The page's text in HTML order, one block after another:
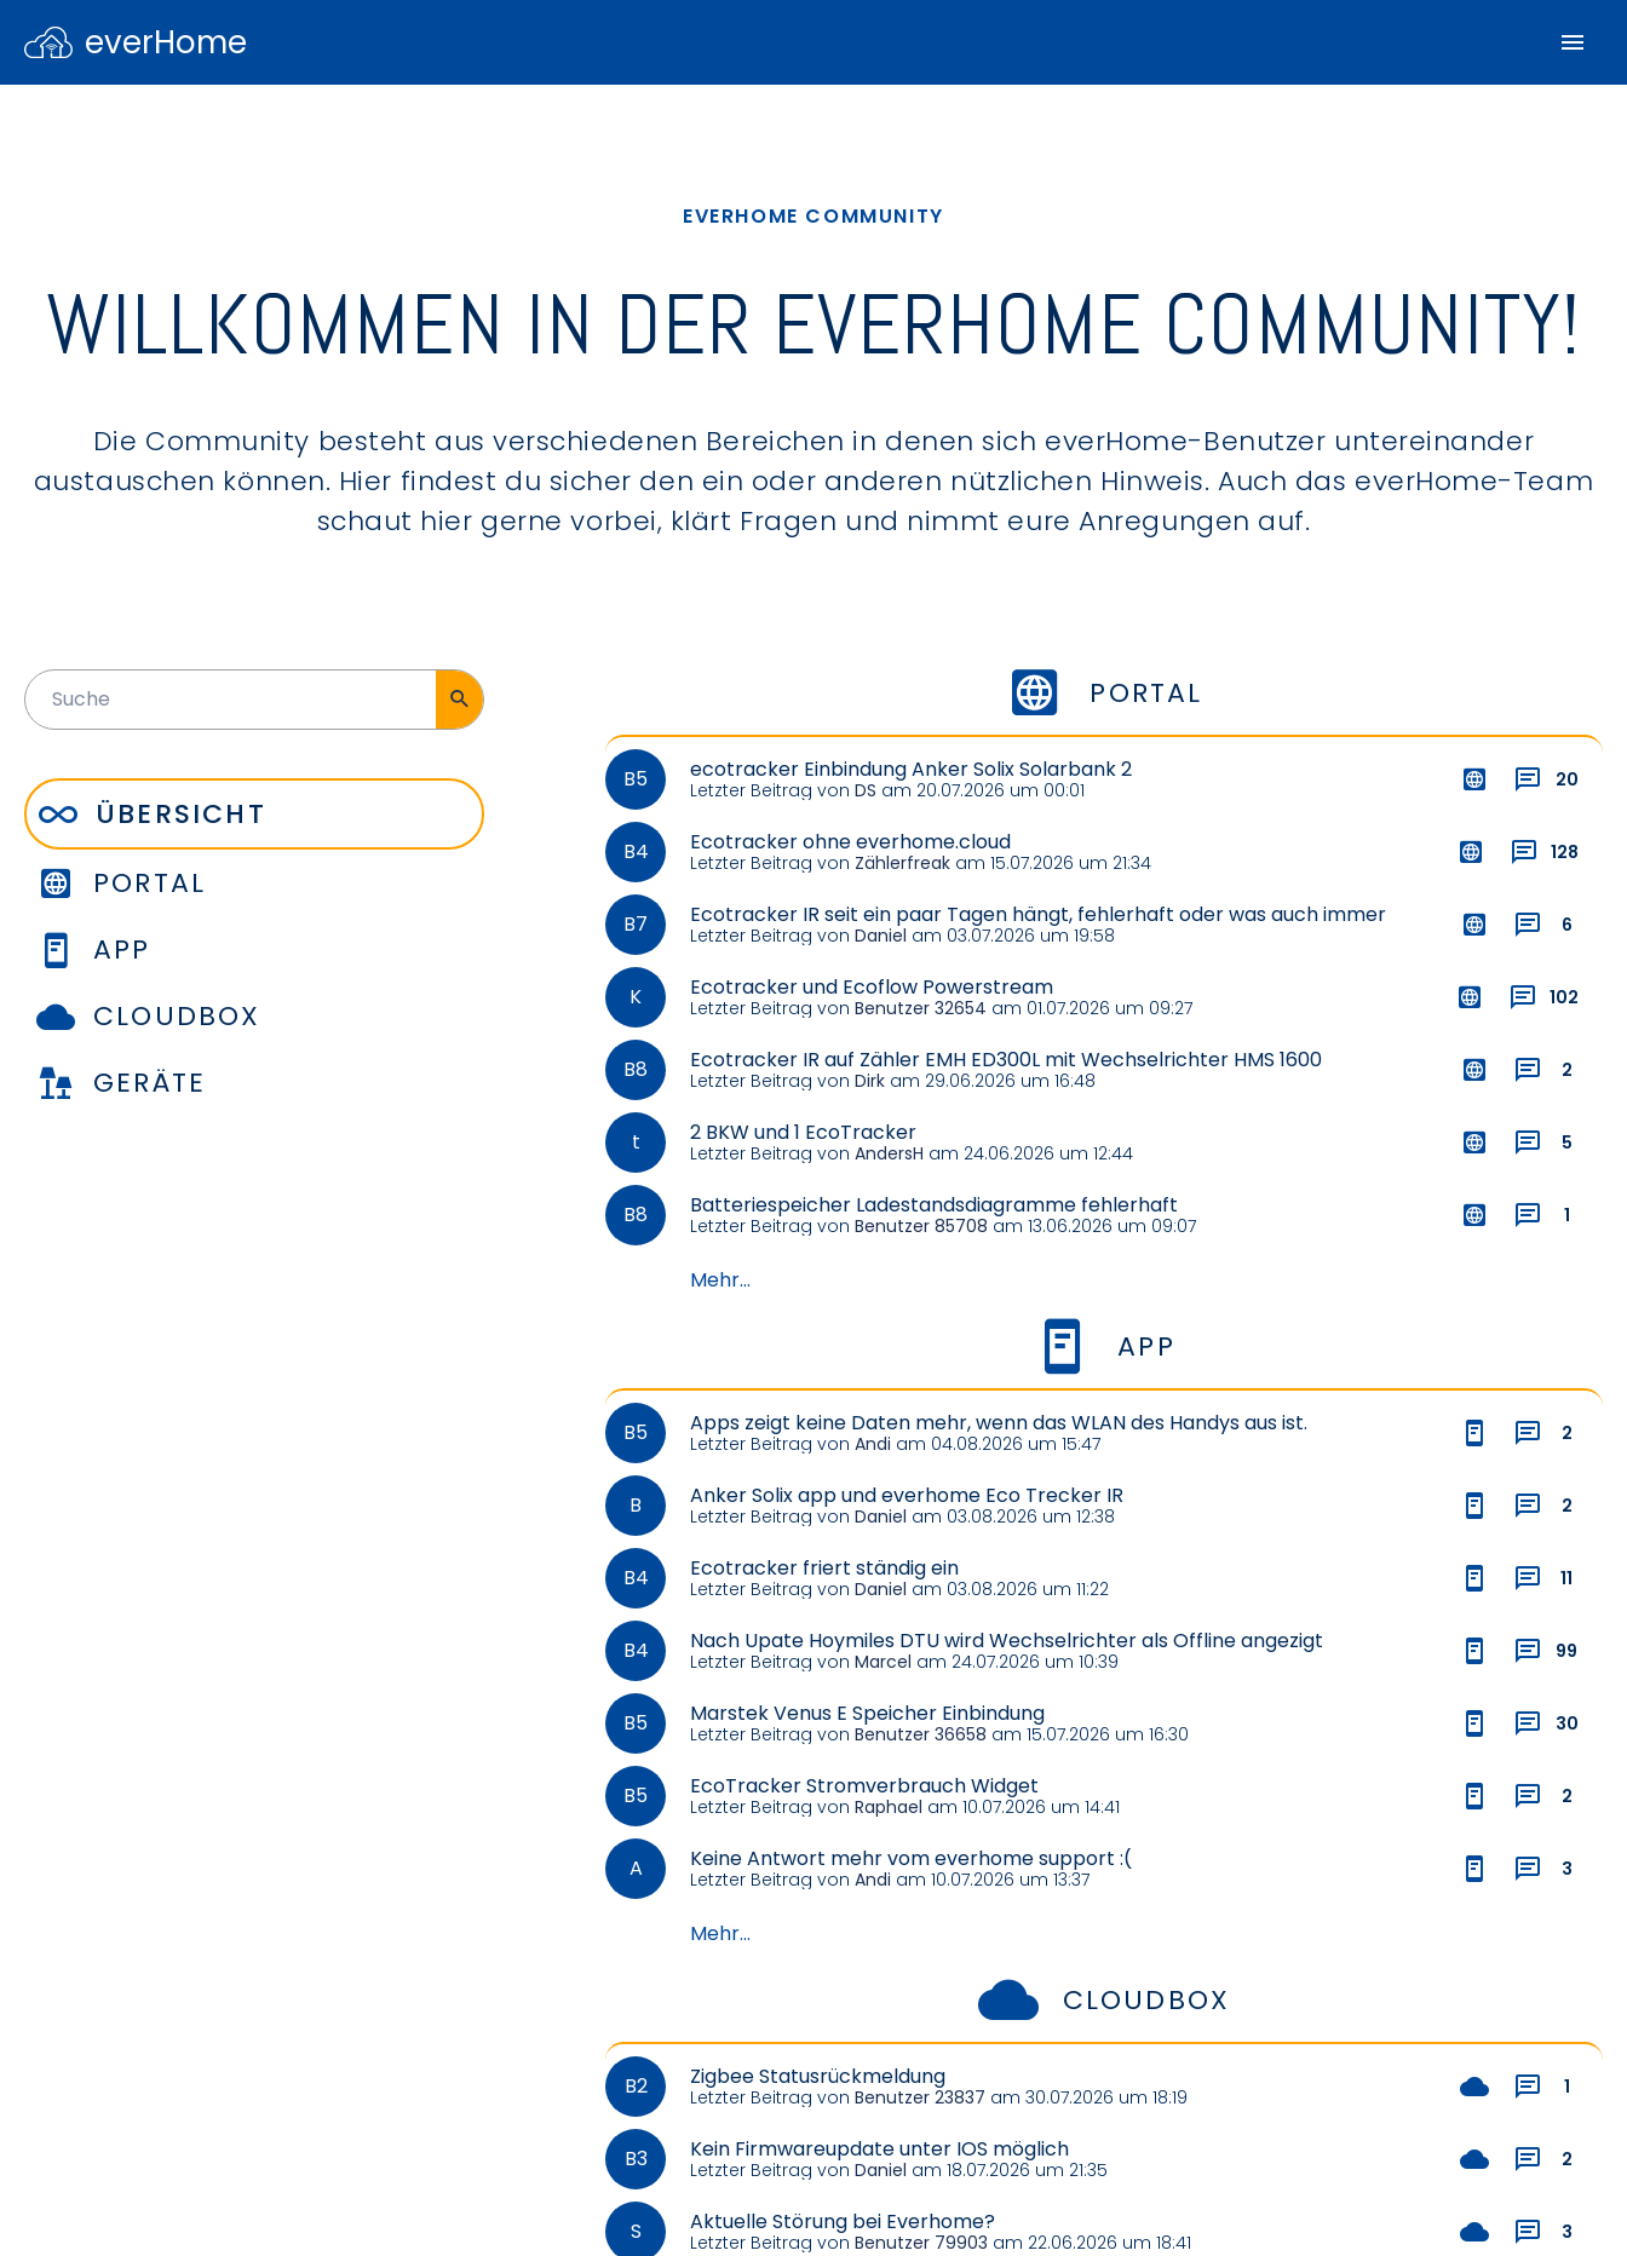
everHome
EVERHOME COMMUNITY
WILLKOMMEN IN DER EVERHOME COMMUNITY!
Die Community besteht aus verschiedenen Bereichen in denen sich everHome-Benutzer untereinander
austauschen können. Hier findest du sicher den ein oder anderen nützlichen Hinweis. Auch das everHome-Team
schaut hier gerne vorbei, klärt Fragen und nimmt eure Anregungen auf.
ÜBERSICHT
PORTAL
APP
CLOUDBOX
GERÄTE
PORTAL
ecotracker Einbindung Anker Solix Solarbank 2
Letzter Beitrag von DS am 20.07.2026 um 00:01 20
Ecotracker ohne everhome.cloud
Letzter Beitrag von Zählerfreak am 15.07.2026 um 21:34 128
Ecotracker IR seit ein paar Tagen hängt, fehlerhaft oder was auch immer
Letzter Beitrag von Daniel am 03.07.2026 um 19:58 6
Ecotracker und Ecoflow Powerstream
Letzter Beitrag von Benutzer 32654 am 01.07.2026 um 09:27 102
Ecotracker IR auf Zähler EMH ED300L mit Wechselrichter HMS 1600
Letzter Beitrag von Dirk am 29.06.2026 um 16:48 2
2 BKW und 1 EcoTracker
Letzter Beitrag von AndersH am 24.06.2026 um 12:44 5
Batteriespeicher Ladestandsdiagramme fehlerhaft
Letzter Beitrag von Benutzer 85708 am 13.06.2026 um 09:07 1
Mehr...
APP
Apps zeigt keine Daten mehr, wenn das WLAN des Handys aus ist.
Letzter Beitrag von Andi am 04.08.2026 um 15:47 2
Anker Solix app und everhome Eco Trecker IR
Letzter Beitrag von Daniel am 03.08.2026 um 12:38 2
Ecotracker friert ständig ein
Letzter Beitrag von Daniel am 03.08.2026 um 11:22 11
Nach Upate Hoymiles DTU wird Wechselrichter als Offline angezigt
Letzter Beitrag von Marcel am 24.07.2026 um 10:39 99
Marstek Venus E Speicher Einbindung
Letzter Beitrag von Benutzer 36658 am 15.07.2026 um 16:30 30
EcoTracker Stromverbrauch Widget
Letzter Beitrag von Raphael am 10.07.2026 um 14:41 2
Keine Antwort mehr vom everhome support :(
Letzter Beitrag von Andi am 10.07.2026 um 13:37 3
Mehr...
CLOUDBOX
Zigbee Statusrückmeldung
Letzter Beitrag von Benutzer 23837 am 30.07.2026 um 18:19 1
Kein Firmwareupdate unter IOS möglich
Letzter Beitrag von Daniel am 18.07.2026 um 21:35 2
Aktuelle Störung bei Everhome?
Letzter Beitrag von Benutzer 79903 am 22.06.2026 um 18:41 3